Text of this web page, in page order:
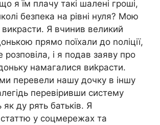
я їм плачу такі шалені гроші,
безпека на рівні нуля? Мою
Я вчинив великий
прямо поїхали до nоліції,
і я подав заяву про
намагалися виkрасти.
перевели нашу дочку в іншу
перевіривши систему
ду рять батьків. Я
статтю у соцмережах та